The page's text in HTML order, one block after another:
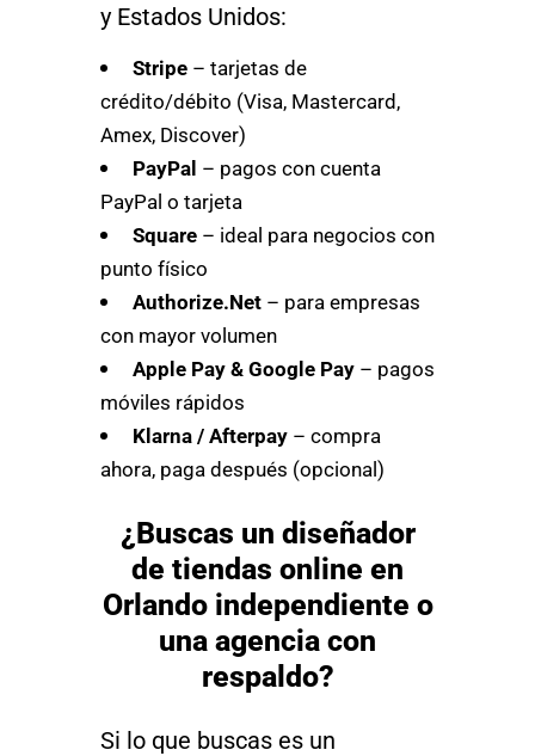
y Estados Unidos:
Stripe – tarjetas de
crédito/débito (Visa, Mastercard,
Amex, Discover)
PayPal – pagos con cuenta
PayPal o tarjeta
Square – ideal para negocios con
punto físico
Authorize.Net – para empresas
con mayor volumen
Apple Pay & Google Pay – pagos
móviles rápidos
Klarna / Afterpay – compra
ahora, paga después (opcional)
¿Buscas un diseñador
de tiendas online en
Orlando independiente o
una agencia con
respaldo?
Si lo que buscas es un